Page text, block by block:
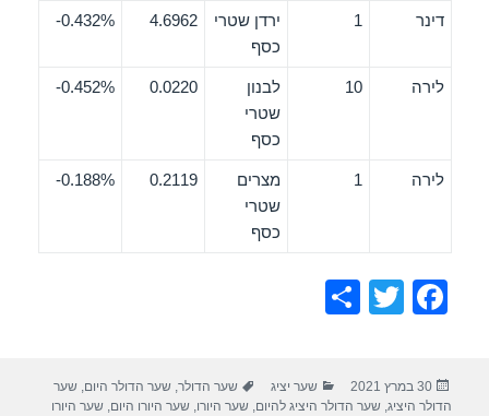
דינר 1
ירדן שטרי
כסף
4.6962
0.432%-
לירה 10
לבנון
שטרי
כסף
0.0220
0.452%-
לירה 1
מצרים
שטרי
כסף
0.2119
0.188%-
F
e
T
er
e
פורסם
בתאריך
30 במרץ 2021 קטגוריות
שער יציג תגיות
שער הדולר,שער הדולר היום,שער
הדולר היציג,שער הדולר היציג להיום,שער היורו,שער היורו היום,שער היורו